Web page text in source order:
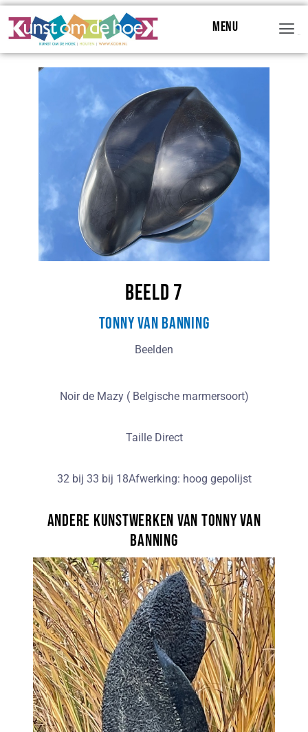
Menu
Beeld 7
Tonny van Banning
Beelden
Noir de Mazy ( Belgische marmersoort)
Taille Direct
32 bij 33 bij 18Afwerking: hoog gepolijst
Andere kunstwerken van Tonny van
Banning